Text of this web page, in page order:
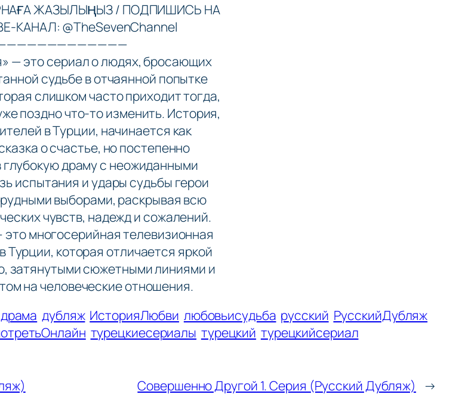
ЖАЗЫЛЫҢЫЗ / ПОДПИШИСЬ НА
КАНАЛ: @TheSevenChannel
— это сериал о людях, бросающих
судьбе в отчаянной попытке
слишком часто приходит тогда,
поздно что-то изменить. История,
в Турции, начинается как
о счастье, но постепенно
драму с неожиданными
испытания и удары судьбы герои
выборами, раскрывая всю
чувств, надежд и сожалений.
многосерийная телевизионная
Турции, которая отличается яркой
затянутыми сюжетными линиями и
на человеческие отношения.
драма дубляж ИсторияЛюбви любовьисудьба русский РусскийДубляж
турецкиесериалы турецкий турецкийсериал
Совершенно Другой 1. Серия (Русский Дубляж) →